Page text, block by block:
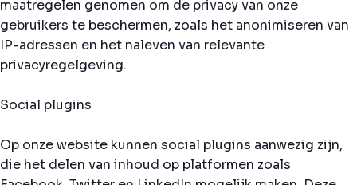
maatregelen genomen om de privacy van onze
gebruikers te beschermen, zoals het anonimiseren van
IP-adressen en het naleven van relevante
privacyregelgeving.
Social plugins
Op onze website kunnen social plugins aanwezig zijn,
die het delen van inhoud op platformen zoals